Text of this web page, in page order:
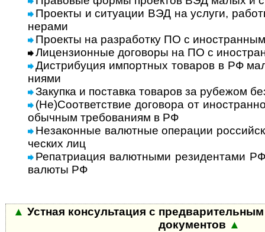
Проекты и ситуации ВЭД на услуги,
не­рами
Проекты на разработку ПО с
Лицензионные договоры на ПО с
Дистрибуция импортных товаров в РФ
ни­ями
Закупка и поставка товаров за рубежом
(Не)Соответствие договора от
обыч­ным тре­бо­ва­ниям в РФ
Незаконные валютные операции
чес­ких лиц
Репатриация валютными резидентами
валюты РФ
▲ Устная консультация с
доку­ментов ▲